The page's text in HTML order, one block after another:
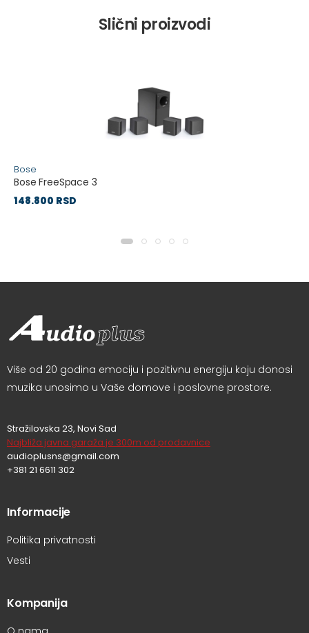
Slični proizvodi
Bose
Bose FreeSpace 3
148.800 RSD
Više od 20 godina emociju i pozitivnu energiju koju donosi
muzika unosimo u Vaše domove i poslovne prostore.
Stražilovska 23, Novi Sad
Najbliža javna garaža je 300m od prodavnice
audioplusns@gmail.com
+381 21 6611 302
Informacije
Politika privatnosti
Vesti
Kompanija